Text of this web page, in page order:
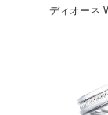
ディオーネ